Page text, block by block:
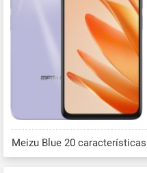
Meizu Blue 20 características